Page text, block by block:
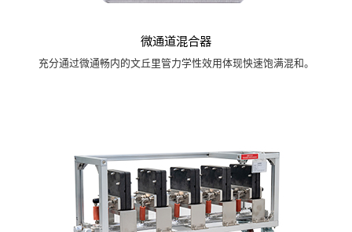
微通道混合器
充分通过微通畅内的文丘里管力学性效用体现怏速饱满混和。